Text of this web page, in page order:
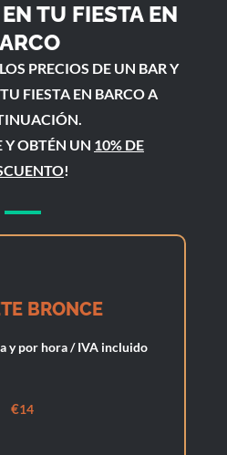
TU FIESTA EN
PRECIOS DE UN BAR Y
FIESTA EN BARCO A
Y OBTÉN UN 10% DE
!
BRONCE
y por hora / IVA incluido
€14